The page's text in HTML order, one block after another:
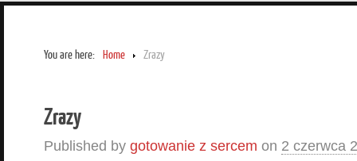
You are here: Home Zrazy
Zrazy
Published by gotowanie z sercem on 2 czerwca